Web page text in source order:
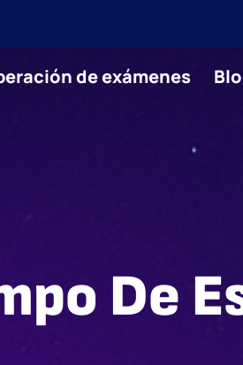
de exámenes
De